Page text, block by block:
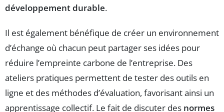
développement durable.
Il est également bénéfique de créer un environnement
d’échange où chacun peut partager ses idées pour
réduire l’empreinte carbone de l’entreprise. Des
ateliers pratiques permettent de tester des outils en
ligne et des méthodes d’évaluation, favorisant ainsi un
apprentissage collectif. Le fait de discuter des normes